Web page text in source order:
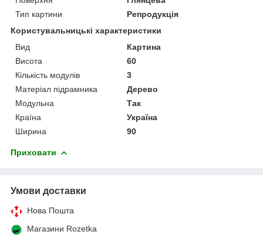
Тип картини
Репродукція
Користувальницькі характеристики
Вид
Картина
Висота
60
Кількість модулів
3
Матеріал підрамника
Дерево
Модульна
Так
Країна
Україна
Ширина
90
Приховати
Умови доставки
Нова Пошта
Магазини Rozetka